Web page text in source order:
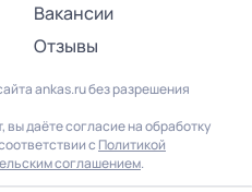
Вакансии
Отзывы
ankas.ru без разрешения
даёте согласие на обработку
с Политикой
соглашением.